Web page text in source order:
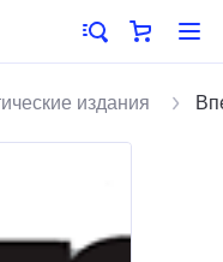
издания